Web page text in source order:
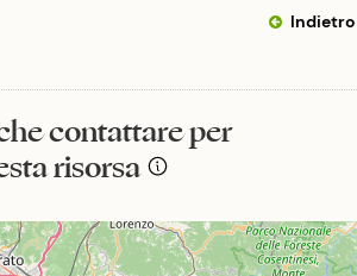
Indietro
contattare per
risorsa